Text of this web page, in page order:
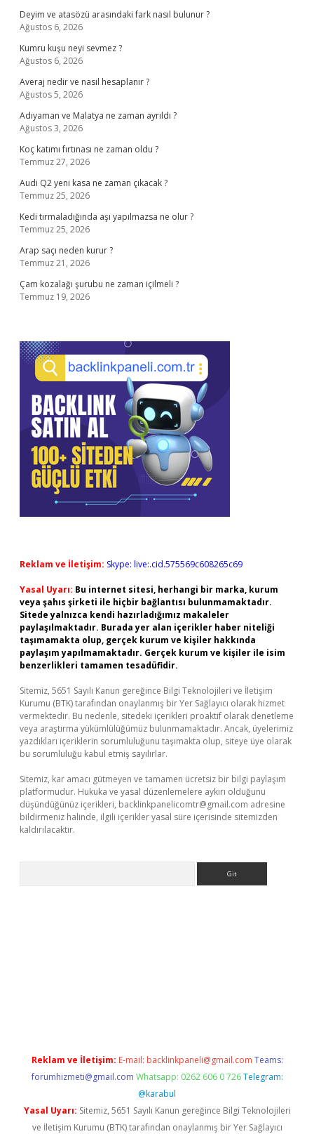
Deyim ve atasözü arasındaki fark nasıl bulunur ?
Ağustos 6, 2026
Kumru kuşu neyi sevmez ?
Ağustos 6, 2026
Averaj nedir ve nasıl hesaplanır ?
Ağustos 5, 2026
Adıyaman ve Malatya ne zaman ayrıldı ?
Ağustos 3, 2026
Koç katımı fırtınası ne zaman oldu ?
Temmuz 27, 2026
Audi Q2 yeni kasa ne zaman çıkacak ?
Temmuz 25, 2026
Kedi tırmaladığında aşı yapılmazsa ne olur ?
Temmuz 25, 2026
Arap saçı neden kurur ?
Temmuz 21, 2026
Çam kozalağı şurubu ne zaman içilmeli ?
Temmuz 19, 2026
Reklam ve İletişim: Skype: live:.cid.575569c608265c69
Yasal Uyarı: Bu internet sitesi, herhangi bir marka, kurum
veya şahıs şirketi ile hiçbir bağlantısı bulunmamaktadır.
Sitede yalnızca kendi hazırladığımız makaleler
paylaşılmaktadır. Burada yer alan içerikler haber niteliği
taşımamakta olup, gerçek kurum ve kişiler hakkında
paylaşım yapılmamaktadır. Gerçek kurum ve kişiler ile isim
benzerlikleri tamamen tesadüfidir.
Sitemiz, 5651 Sayılı Kanun gereğince Bilgi Teknolojileri ve İletişim
Kurumu (BTK) tarafından onaylanmış bir Yer Sağlayıcı olarak hizmet
vermektedir. Bu nedenle, sitedeki içerikleri proaktif olarak denetleme
veya araştırma yükümlülüğümüz bulunmamaktadır. Ancak, üyelerimiz
yazdıkları içeriklerin sorumluluğunu taşımakta olup, siteye üye olarak
bu sorumluluğu kabul etmiş sayılırlar.
Sitemiz, kar amacı gütmeyen ve tamamen ücretsiz bir bilgi paylaşım
platformudur. Hukuka ve yasal düzenlemelere aykırı olduğunu
düşündüğünüz içerikleri, backlinkpanelicomtr@gmail.com adresine
bildirmeniz halinde, ilgili içerikler yasal süre içerisinde sitemizden
kaldırılacaktır.
Reklam ve İletişim: E-mail: backlinkpaneli@gmail.com Teams:
forumhizmeti@gmail.com Whatsapp: 0262 606 0 726 Telegram:
@karabul
Yasal Uyarı: Sitemiz, 5651 Sayılı Kanun gereğince Bilgi Teknolojileri
ve İletişim Kurumu (BTK) tarafından onaylanmış bir Yer Sağlayıcı